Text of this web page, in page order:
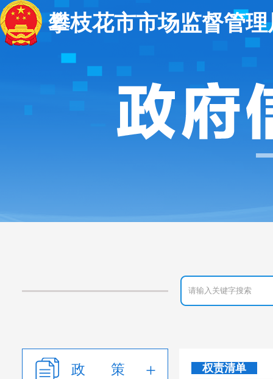
攀枝花市市场监督管理
政 策 权责清单